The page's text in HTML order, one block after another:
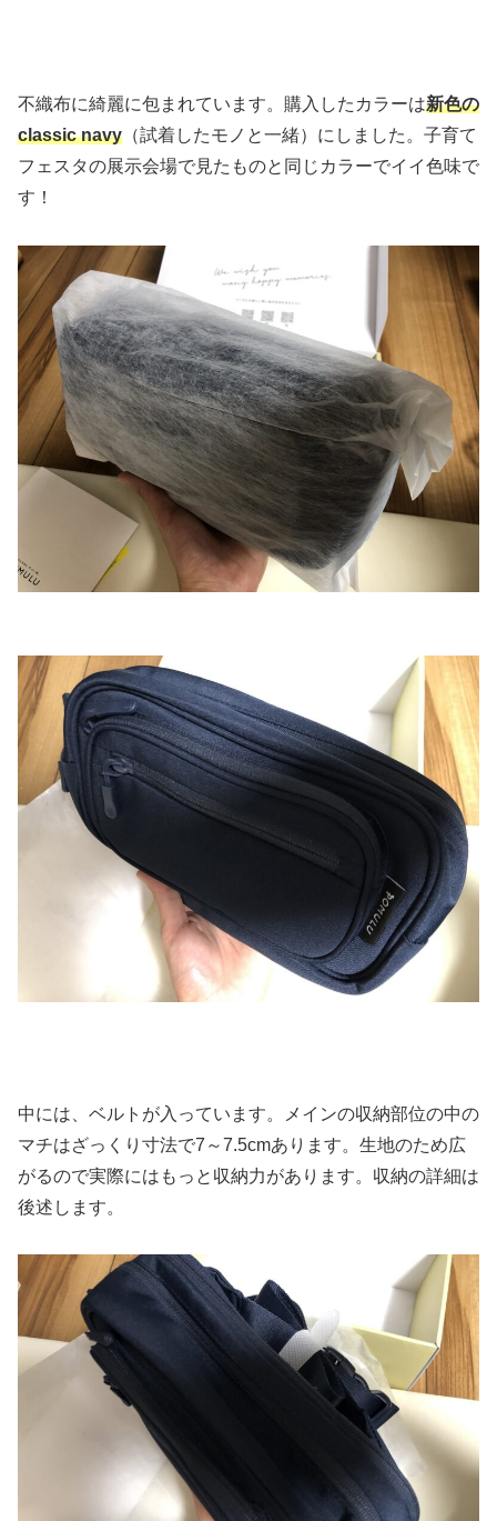
不織布に綺麗に包まれています。購入したカラーは新色の
classic navy （試着したモノと一緒）にしました。子育て
フェスタの展示会場で見たものと同じカラーでイイ色味で
す！
中には、ベルトが入っています。メインの収納部位の中の
マチはざっくり寸法で7～7.5cmあります。生地のため広
がるので実際にはもっと収納力があります。収納の詳細は
後述します。